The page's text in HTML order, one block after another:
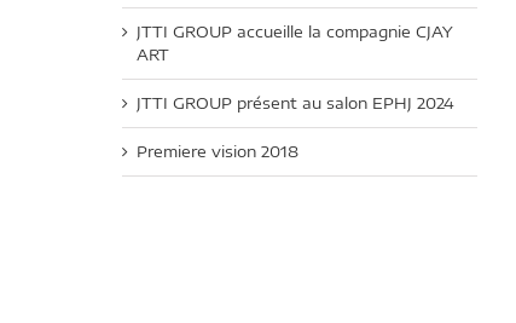
JTTI GROUP accueille la compagnie CJAY
ART
JTTI GROUP présent au salon EPHJ 2024
Premiere vision 2018